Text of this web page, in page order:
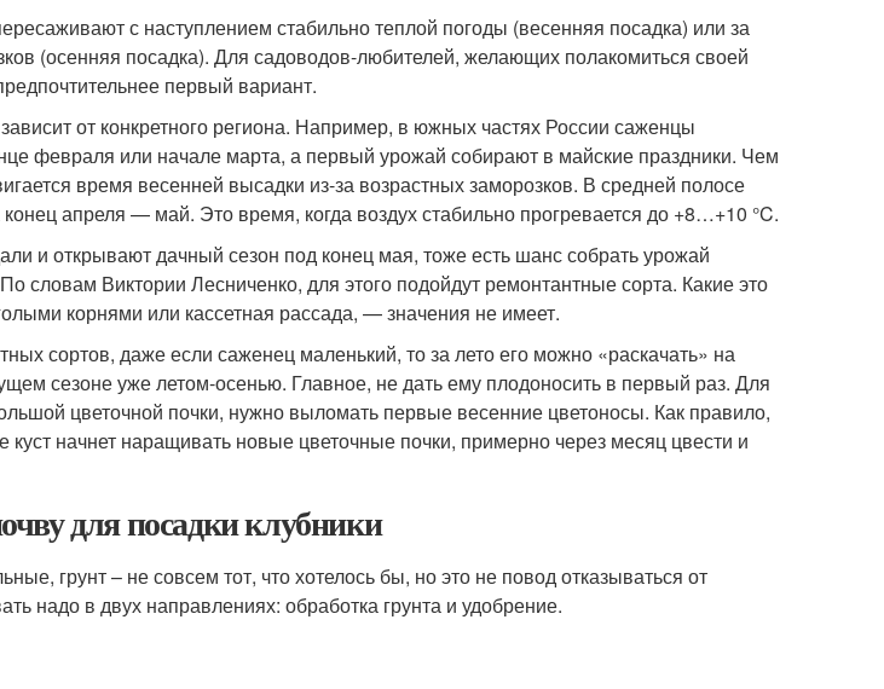
с наступлением стабильно теплой погоды (весенняя посадка) или за
(осенняя посадка). Для садоводов-любителей, желающих полакомиться своей
первый вариант.
от конкретного региона. Например, в южных частях России саженцы
февраля или начале марта, а первый урожай собирают в майские праздники. Чем
время весенней высадки из-за возрастных заморозков. В средней полосе
апреля — май. Это время, когда воздух стабильно прогревается до +8…+10 °C.
и открывают дачный сезон под конец мая, тоже есть шанс собрать урожай
словам Виктории Лесниченко, для этого подойдут ремонтантные сорта. Какие это
корнями или кассетная рассада, — значения не имеет.
сортов, даже если саженец маленький, то за лето его можно «раскачать» на
сезоне уже летом-осенью. Главное, не дать ему плодоносить в первый раз. Для
цветочной почки, нужно выломать первые весенние цветоносы. Как правило,
начнет наращивать новые цветочные почки, примерно через месяц цвести и
для посадки клубники
грунт – не совсем тот, что хотелось бы, но это не повод отказываться от
надо в двух направлениях: обработка грунта и удобрение.